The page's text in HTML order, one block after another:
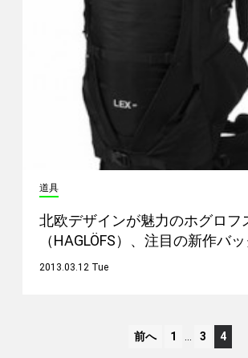
道具
北欧デザインが魅力のホグロフ
（HAGLÖFS）、注目の新作バ
2013.03.12 Tue
前へ 1 3 4